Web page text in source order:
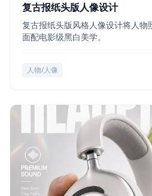
复古报纸头版人像设计
复古报纸头版风格人像设计将人物
面配电影级黑白美学。
人物/人像